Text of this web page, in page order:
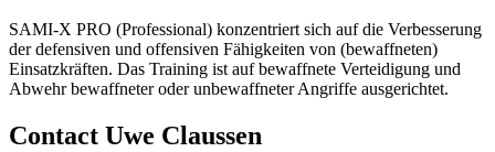
SAMI-X PRO (Professional) konzentriert sich auf die Verbesserung
der defensiven und offensiven Fähigkeiten von (bewaffneten)
Einsatzkräften. Das Training ist auf bewaffnete Verteidigung und
Abwehr bewaffneter oder unbewaffneter Angriffe ausgerichtet.
Contact Uwe Claussen